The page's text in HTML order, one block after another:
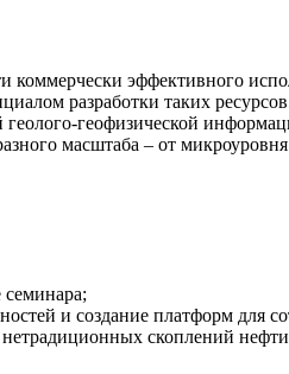
эффективного
разработки таких
геофизической
масштаба – от
и создание платформ для
скоплений нефти